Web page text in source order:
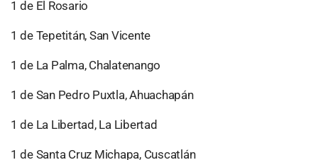
1 de El Rosario
1 de Tepetitán, San Vicente
1 de La Palma, Chalatenango
1 de San Pedro Puxtla, Ahuachapán
1 de La Libertad, La Libertad
1 de Santa Cruz Michapa, Cuscatlán